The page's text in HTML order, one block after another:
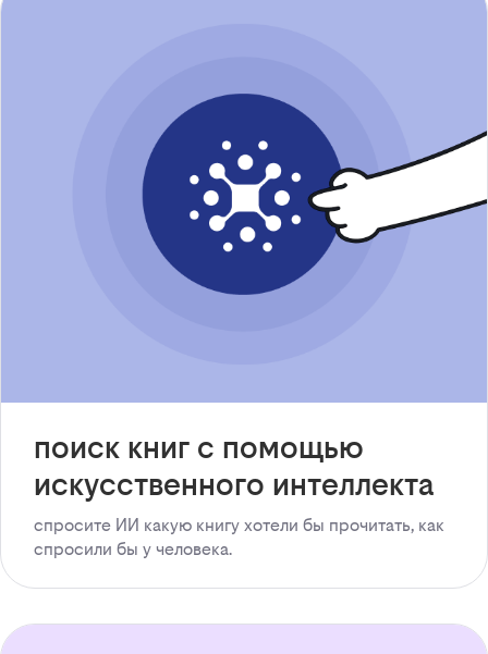
поиск книг с помощью
искусственного интеллекта
спросите ИИ какую книгу хотели бы прочитать, как
спросили бы у человека.